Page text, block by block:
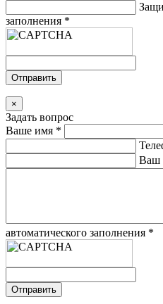
заполнения *
Отправить
×
Задать вопрос
Ваше имя *
Ваш
автоматического заполнения *
Отправить